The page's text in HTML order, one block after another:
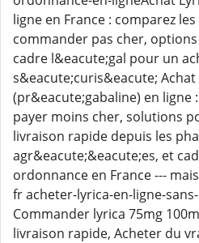
ligne en France : comparez
commander pas cher,
cadre l&eacute;gal pour un
s&eacute;curis&eacute;
(pr&eacute;gabaline) en ligne
payer moins cher, solutions
livraison rapide depuis les
agr&eacute;&eacute;es, et
ordonnance en France ---
fr acheter-lyrica-en-ligne-
Commander lyrica 75mg
livraison rapide, Acheter du